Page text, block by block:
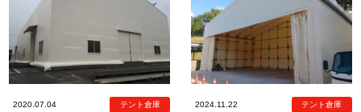
2020.07.04 テント倉庫 2024.11.22 テント倉庫